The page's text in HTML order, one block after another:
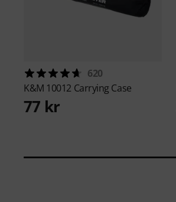
620
K&M 10012 Carrying Case
77 kr